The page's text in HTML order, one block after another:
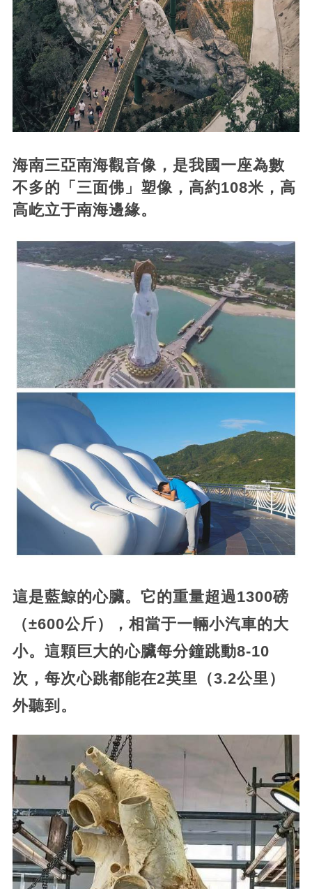
海南三亞南海觀音像，是我國一座為數
不多的「三面佛」塑像，高約108米，高
高屹立于南海邊緣。
這是藍鯨的心臟。它的重量超過1300磅
（±600公斤），相當于一輛小汽車的大
小。這顆巨大的心臟每分鐘跳動8-10
次，每次心跳都能在2英里（3.2公里）
外聽到。